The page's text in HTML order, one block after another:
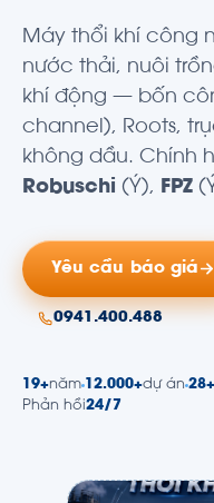
Máy thổi khí công
nước thải, nuôi
khí động — bốn
channel), Roots,
không dầu. Chính
Robuschi (Ý), FPZ
Yêu cầu báo giá
0941.400.488
19+năm 12.000+dự án 28+
Phản hồi24/7